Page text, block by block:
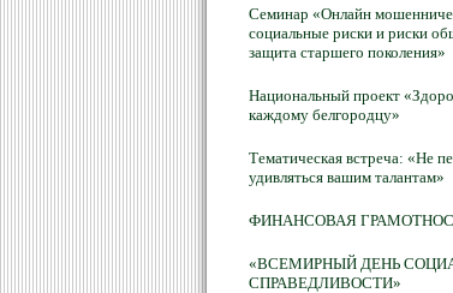
Семинар «Онлайн
социальные риски и риски
защита старшего поколения»
Национальный проект
каждому белгородцу»
Тематическая встреча: «Не
удивляться вашим талантам»
ФИНАНСОВАЯ
«ВСЕМИРНЫЙ ДЕНЬ
СПРАВЕДЛИВОСТИ»